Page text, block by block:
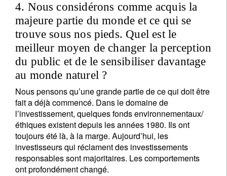
4. Nous considérons comme acquis la
majeure partie du monde et ce qui se
trouve sous nos pieds. Quel est le
meilleur moyen de changer la perception
du public et de le sensibiliser davantage
au monde naturel ?
Nous pensons qu’une grande partie de ce qui doit être
fait a déjà commencé. Dans le domaine de
l’investissement, quelques fonds environnementaux/
éthiques existent depuis les années 1980. Ils ont
toujours été là, à la marge. Aujourd’hui, les
investisseurs qui réclament des investissements
responsables sont majoritaires. Les comportements
ont profondément changé.